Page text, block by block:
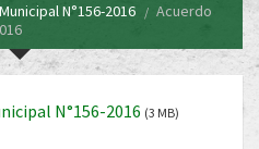
N°156-2016
Acuerdo
N°156-2016 (3 MB)